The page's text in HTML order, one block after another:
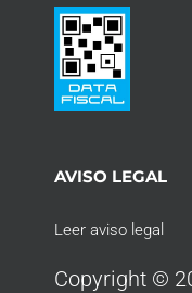
AVISO LEGAL
Leer aviso legal
Copyright ©